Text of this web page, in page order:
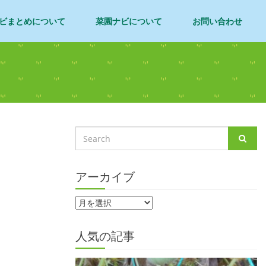
まとめについて 菜園ナビについて お問い合わせ
アーカイブ
人気の記事